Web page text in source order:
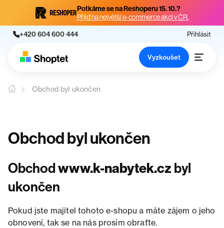
Potkáme se na Reshoperu 15. 10.?
Přijď na největší e-commerce akci v ČR.
+420 604 600 444 Přihlásit
Vyzkoušet
Obchod byl ukončen
Obchod byl ukončen
Obchodwww.k-nabytek.cz byl
ukončen
Pokud jste majitel tohoto e-shopu a máte zájem o jeho
obnovení, tak se na nás prosím obraťte.